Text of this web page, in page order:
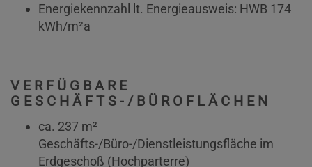
Energiekennzahl lt. Energieausweis: HWB 174
kWh/m²a
VERFÜGBARE
GESCHÄFTS-/BÜROFLÄCHEN
ca. 237 m²
Geschäfts-/Büro-/Dienstleistungsfläche im
Erdgeschoß (Hochparterre)